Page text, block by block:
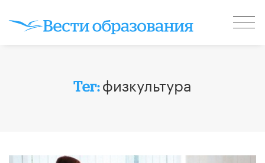
Тег:физкультура